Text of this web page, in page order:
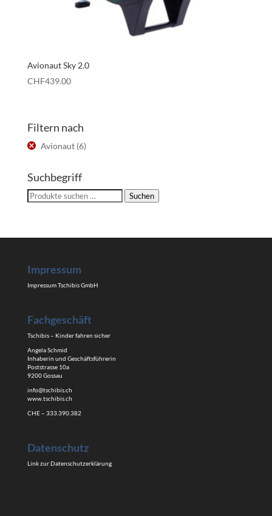
Avionaut Sky 2.0
CHF439.00
Filtern nach
Avionaut (6)
Suchbegriff
Suchen
Suchen
Impressum
Impressum Tschibis GmbH
Fachgeschäft
Tschibis – Kinder fahren sicher
Angela Schmid
Inhaberin und Geschäftsführerin
Poststrasse 10a
9200 Gossau
info@tschibis.ch
www.tschibis.ch
CHE – 333.390.382
Datenschutz
Link zur Datenschutzerklärung